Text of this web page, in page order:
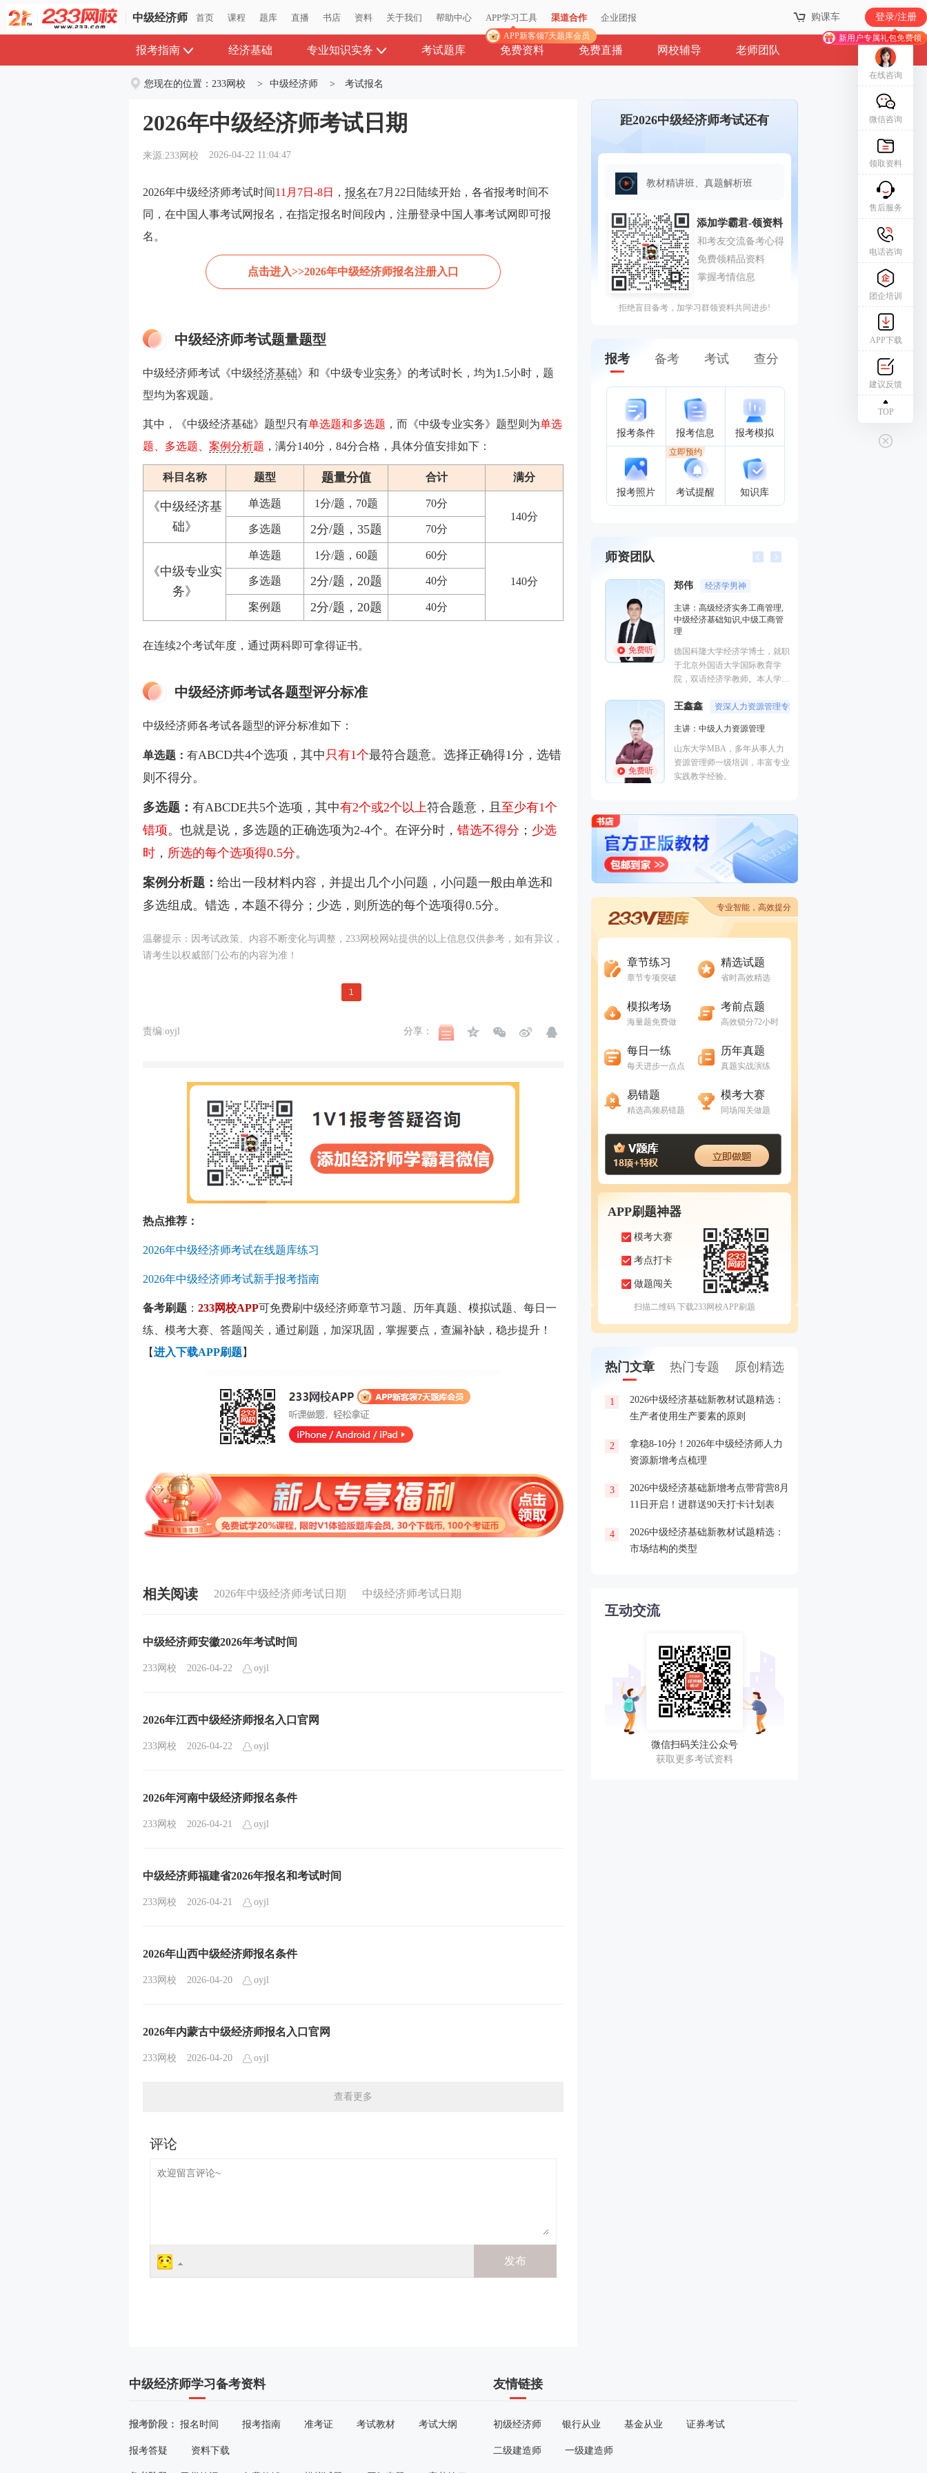
中级经济师 首页 课程 题库 直播 书店 资料 关于我们 帮助中心 APP学习工具
APP新客领7天题库会员
渠道合作 企业团报 购课车 登录/注册
新用户专属礼包免费领
中级经济师 首页 课程 题库 直播 书店 资料 关于我们 帮助中心 APP学习工具
APP新客领7天题库会员
渠道合作 企业团报 购课车 登录/注册
新用户专属礼包免费领
报考指南 经济基础 专业知识实务 考试题库 免费资料 免费直播 网校辅导 老师团队
您现在的位置： 233网校 > 中级经济师 > 考试报名
2026年中级经济师考试日期
来源:233网校 2026-04-22 11:04:47
2026年中级经济师考试时间11月7日-8日 ， 报名在7月22日陆续开始，各省报考时间不
同，在中国人事考试网报名，在指定报名时间段内，注册登录中国人事考试网即可报
名。
点击进入>>2026年中级经济师报名注册入口
中级经济师考试题量题型
中级经济师考试《中级经济基础》和《中级专业实务》的考试时长，均为1.5小时，题
型均为客观题。
其中，《中级经济基础》题型只有单选题和多选题 ，而《中级专业实务》题型则为单选
题、多选题、 案例分析题 ，满分140分，84分合格，具体分值安排如下：
科目名称 题型 题量分值 合计 满分
《中级经济基
础》
单选题 1分/题，70题
70分
140分
多选题
2分/题，35题 70分
《中级专业实
务》
单选题 1分/题，60题 60分
140分
多选题 2分/题，20题 40分
案例题 2分/题，20题 40分
在连续2个考试年度，通过两科即可拿得证书。
中级经济师考试各题型评分标准
中级经济师各考试各题型的评分标准如下：
单选题： 有ABCD共4个选项，其中 只有1个最符合题意。选择正确得1分，选错
则不得分。
多选题： 有ABCDE共5个选项，其中有2个或2个以上符合题意，且 至少有1个
错项。也就是说，多选题的正确选项为2-4个。在评分时， 错选不得分 ； 少选
时 ， 所选的每个选项得0.5分。
案例分析题： 给出一段材料内容，并提出几个小问题，小问题一般由单选和
多选组成。错选，本题不得分；少选，则所选的每个选项得0.5分。
温馨提示：因考试政策、内容不断变化与调整，233网校网站提供的以上信息仅供参考，如有异议，
请考生以权威部门公布的内容为准！
1
责编:oyjl 分享：
热点推荐：
2026年中级经济师考试在线题库练习
2026年中级经济师考试新手报考指南
备考刷题 ： 233网校APP可免费刷中级经济师章节习题、历年真题、模拟试题、每日一
练、模考大赛、答题闯关，通过刷题，加深巩固，掌握要点，查漏补缺，稳步提升！
【进入下载APP刷题】
相关阅读 2026年中级经济师考试日期 中级经济师考试日期
中级经济师安徽2026年考试时间
233网校 2026-04-22 oyjl
2026年江西中级经济师报名入口官网
233网校 2026-04-22 oyjl
2026年河南中级经济师报名条件
233网校 2026-04-21 oyjl
中级经济师福建省2026年报名和考试时间
233网校 2026-04-21 oyjl
2026年山西中级经济师报名条件
233网校 2026-04-20 oyjl
2026年内蒙古中级经济师报名入口官网
233网校 2026-04-20 oyjl
查看更多
距2026中级经济师考试还有
教材精讲班、真题解析班
拒绝盲目备考，加学习群领资料共同进步!
报考 备考 考试 查分
报考条件 报考信息 报考模拟
报考照片 考试提醒
立即预约
知识库
师资团队
免费听
郑伟 经济学男神
主讲：高级经济实务工商管理,
中级经济基础知识,中级工商管
理
德国科隆大学经济学博士，就职
于北京外国语大学国际教育学
院，双语经济学教师。本人学识
情，能带动学员学习思维，幽默
免费听
王鑫鑫 资深人力资源管理专家
主讲：中级人力资源管理
山东大学MBA，多年从事人力
资源管理师一级培训，丰富专业
实践教学经验。
专业智能，高效提分
章节练习
章节专项突破
精选试题
省时高效精选
模拟考场
海量题免费做
考前点题
高效锁分72小时
每日一练
每天进步一点点
历年真题
真题实战演练
易错题
精选高频易错题
模考大赛
同场闯关做题
APP刷题神器
模考大赛
考点打卡
做题闯关
扫描二维码 下载233网校APP刷题
热门文章 热门专题 原创精选
1
2026中级经济基础新教材试题精选：
生产者使用生产要素的原则
2
拿稳8-10分！2026年中级经济师人力
资源新增考点梳理
3
2026中级经济基础新增考点带背营8月
11日开启！进群送90天打卡计划表
4
2026中级经济基础新教材试题精选：
市场结构的类型
互动交流
微信扫码关注公众号
获取更多考试资料
中级经济师学习备考资料
报考阶段： 报名时间 报考指南 准考证 考试教材 考试大纲
报考答疑 资料下载
友情链接
初级经济师 银行从业 基金从业 证券考试
二级建造师 一级建造师
在线咨询
微信咨询
领取资料
售后服务
电话咨询
团企培训
APP下载
建议反馈
TOP